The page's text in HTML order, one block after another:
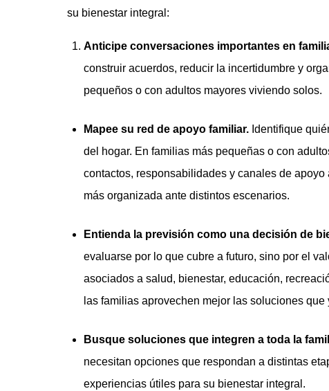
su bienestar integral:
Anticipe conversaciones importantes en
construir acuerdos, reducir la incertidumbre y
pequeños o con adultos mayores viviendo solos.
Mapee su red de apoyo familiar. Identifique
del hogar. En familias más pequeñas o con
contactos, responsabilidades y canales de
más organizada ante distintos escenarios.
Entienda la previsión como una decisión de
evaluarse por lo que cubre a futuro, sino por el
asociados a salud, bienestar, educación,
las familias aprovechen mejor las soluciones
Busque soluciones que integren a toda la
necesitan opciones que respondan a distintas
experiencias útiles para su bienestar integral.